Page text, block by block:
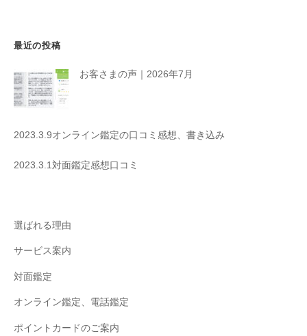
最近の投稿
お客さまの声｜2026年7月
2023.3.9オンライン鑑定の口コミ感想、書き込み
2023.3.1対面鑑定感想口コミ
選ばれる理由
サービス案内
対面鑑定
オンライン鑑定、電話鑑定
ポイントカードのご案内